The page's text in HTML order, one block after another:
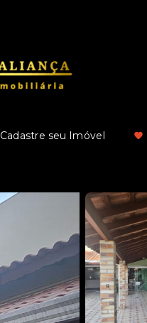
Cadastre seu Imóvel